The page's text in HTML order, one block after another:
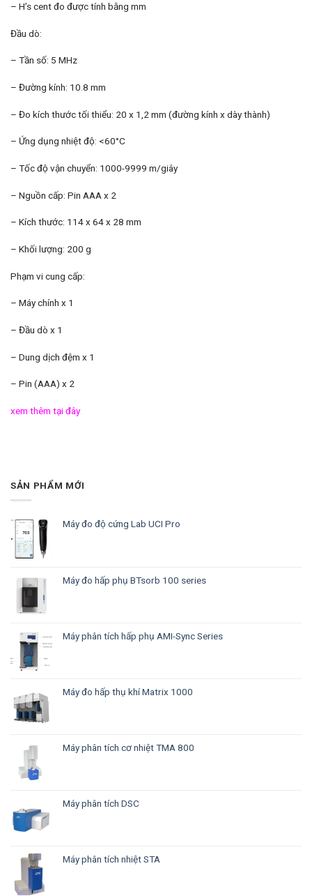
– H’s cent đo được tính bằng mm
Đầu dò:
– Tần số: 5 MHz
– Đường kính: 10.8 mm
– Đo kích thước tối thiểu: 20 x 1,2 mm (đường kính x dày thành)
– Ứng dụng nhiệt độ: <60°C
– Tốc độ vận chuyển: 1000-9999 m/giây
– Nguồn cấp: Pin AAA x 2
– Kích thước: 114 x 64 x 28 mm
– Khối lượng: 200 g
Phạm vi cung cấp:
– Máy chính x 1
– Đầu dò x 1
– Dung dịch đệm x 1
– Pin (AAA) x 2
xem thêm tại đây
SẢN PHẨM MỚI
Máy đo độ cứng Lab UCI Pro
Máy đo hấp phụ BTsorb 100 series
Máy phân tích hấp phụ AMI-Sync Series
Máy đo hấp thụ khí Matrix 1000
Máy phân tích cơ nhiệt TMA 800
Máy phân tích DSC
Máy phân tích nhiệt STA